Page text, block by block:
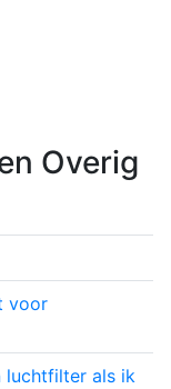
Overig
voor
luchtfilter als ik